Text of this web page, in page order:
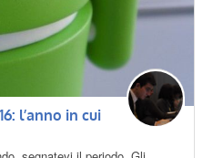
l’anno in cui